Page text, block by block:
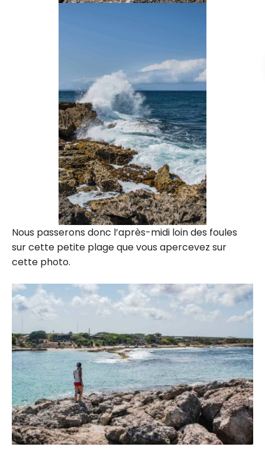
Nous passerons donc l’après-midi loin des foules
sur cette petite plage que vous apercevez sur
cette photo.